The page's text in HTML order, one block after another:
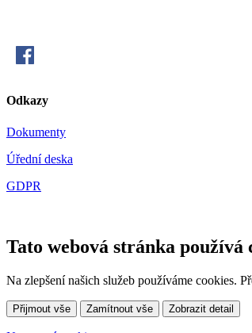
Odkazy
Dokumenty
Úřední deska
GDPR
Tato webová stránka používá
Na zlepšení našich služeb používáme cookies.
Přijmout vše Zamítnout vše Zobrazit detail